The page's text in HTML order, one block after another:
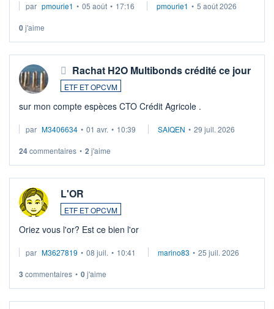
par pmourie1 • 05 août • 17:16 pmourie1 • 5 août 2026
0j'aime
Rachat H2O Multibonds crédité ce jour
ETF ET OPCVM
sur mon compte espèces CTO Crédit Agricole .
par M3406634 • 01 avr. • 10:39 SAIQEN • 29 juil. 2026
24commentaires • 2 j'aime
L'OR
ETF ET OPCVM
Oriez vous l'or? Est ce bien l'or
par M3627819 • 08 juil. • 10:41 marino83 • 25 juil. 2026
3 commentaires • 0j'aime